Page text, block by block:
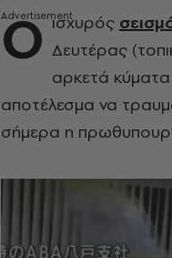
Ο ισχυρός
Δευτέρας
αρκετά
αποτέλεσμα να
σήμερα η